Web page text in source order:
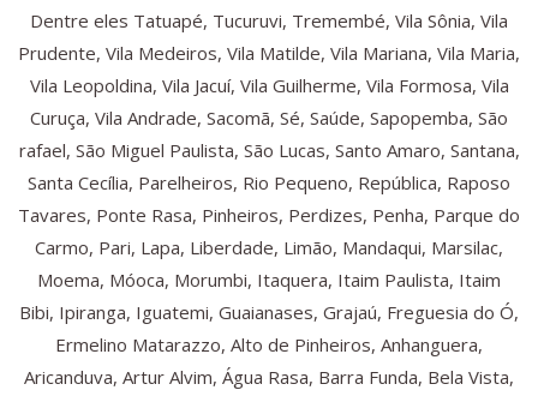
Dentre eles Tatuapé, Tucuruvi, Tremembé, Vila Sônia, Vila
Prudente, Vila Medeiros, Vila Matilde, Vila Mariana, Vila Maria,
Vila Leopoldina, Vila Jacuí, Vila Guilherme, Vila Formosa, Vila
Curuça, Vila Andrade, Sacomã, Sé, Saúde, Sapopemba, São
rafael, São Miguel Paulista, São Lucas, Santo Amaro, Santana,
Santa Cecília, Parelheiros, Rio Pequeno, República, Raposo
Tavares, Ponte Rasa, Pinheiros, Perdizes, Penha, Parque do
Carmo, Pari, Lapa, Liberdade, Limão, Mandaqui, Marsilac,
Moema, Móoca, Morumbi, Itaquera, Itaim Paulista, Itaim
Bibi, Ipiranga, Iguatemi, Guaianases, Grajaú, Freguesia do Ó,
Ermelino Matarazzo, Alto de Pinheiros, Anhanguera,
Aricanduva, Artur Alvim, Água Rasa, Barra Funda, Bela Vista,